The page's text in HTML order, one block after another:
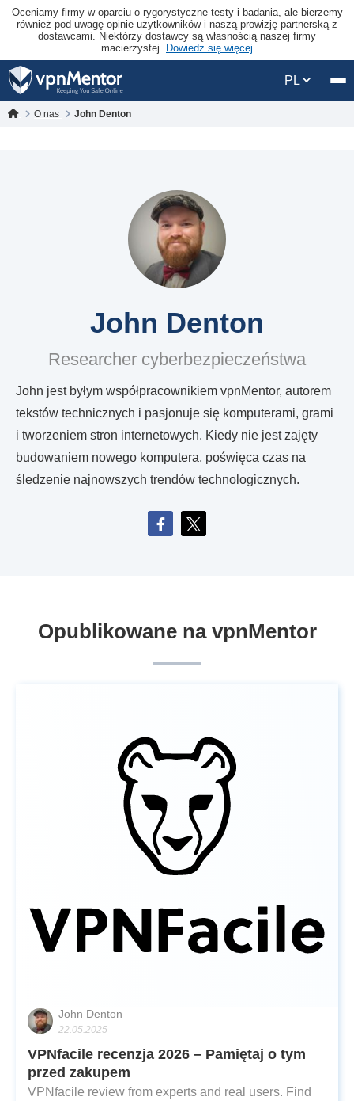
Oceniamy firmy w oparciu o rygorystyczne testy i badania, ale bierzemy
również pod uwagę opinie użytkowników i naszą prowizję partnerską z
dostawcami. Niektórzy dostawcy są własnością naszej firmy
macierzystej. Dowiedz się więcej
PL
O nas John Denton
John Denton
Researcher cyberbezpieczeństwa
John jest byłym współpracownikiem vpnMentor, autorem
tekstów technicznych i pasjonuje się komputerami, grami
i tworzeniem stron internetowych. Kiedy nie jest zajęty
budowaniem nowego komputera, poświęca czas na
śledzenie najnowszych trendów technologicznych.
Opublikowane na vpnMentor
John Denton
22.05.2025
VPNfacile recenzja 2026 – Pamiętaj o tym
przed zakupem
VPNfacile review from experts and real users. Find